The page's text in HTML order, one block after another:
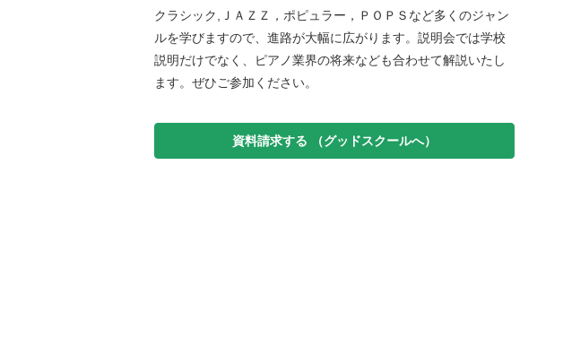
クラシック,ＪＡＺＺ，ポピュラー，ＰＯＰＳなど多くのジャン
ルを学びますので、進路が大幅に広がります。説明会では学校
説明だけでなく、ピアノ業界の将来なども合わせて解説いたし
ます。ぜひご参加ください。
資料請求する （グッドスクールへ）